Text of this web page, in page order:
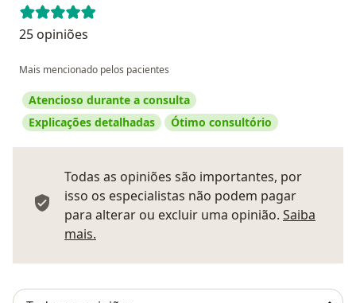
25 opiniões
Mais mencionado pelos pacientes
Atencioso durante a consulta
Explicações detalhadas
Ótimo consultório
Todas as opiniões são importantes, por
isso os especialistas não podem pagar
para alterar ou excluir uma opinião. Saiba
mais.